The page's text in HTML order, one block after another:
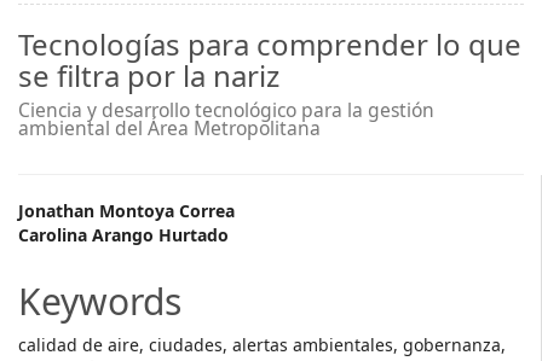
Tecnologías para comprender lo que
se filtra por la nariz
Ciencia y desarrollo tecnológico para la gestión
ambiental del Área Metropolitana
Main
Article
Content
Jonathan Montoya Corre​a​
Carolina Arango Hurtado
Keywords
calidad de aire, ciudades, alertas ambientales, gobernanza,